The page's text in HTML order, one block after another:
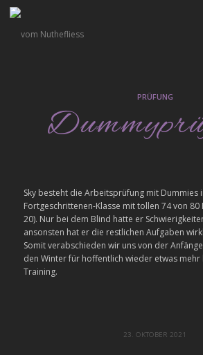
PRÜFUNG
Sky besteht die Arbeitsprüfung mit Dummies
Fortgeschrittenen-Klasse mit tollen 74 von 80
20). Nur bei dem Blind hatte er
ansonsten hat er die restlichen Aufgaben
Somit verabschieden wir uns von der
den Winter für hoffentlich wieder etwas
Training.
23. OKTOBER 2021